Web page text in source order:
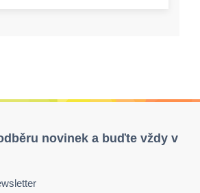
novinek a buďte vždy v